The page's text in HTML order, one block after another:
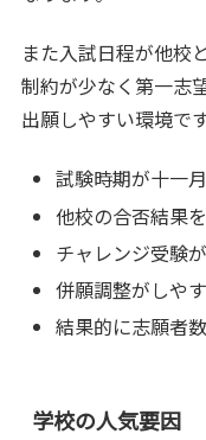
また入試日程が他校
制約が少なく第一志
出願しやすい環境です
試験時期が十一
他校の合否結果
チャレンジ受験
併願調整がしや
結果的に志願者
学校の人気要因